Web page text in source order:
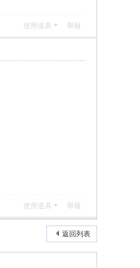
使用道具 舉報
使用道具 舉報
返回列表